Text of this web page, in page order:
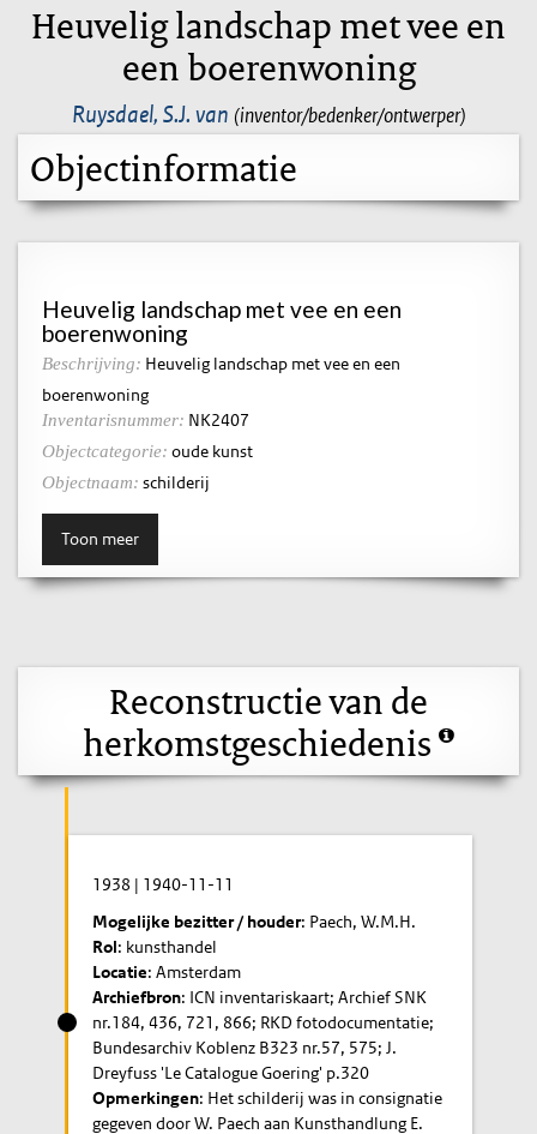
Heuvelig landschap met vee en
een boerenwoning
Ruysdael, S.J. van (inventor/bedenker/ontwerper)
Objectinformatie
Heuvelig landschap met vee en een
boerenwoning
Beschrijving: Heuvelig landschap met vee en een
boerenwoning
Inventarisnummer: NK2407
Objectcategorie: oude kunst
Objectnaam: schilderij
Toon meer
Reconstructie van de
herkomstgeschiedenis
1938 | 1940-11-11
Mogelijke bezitter / houder: Paech, W.M.H.
Rol: kunsthandel
Locatie: Amsterdam
Archiefbron: ICN inventariskaart; Archief SNK
nr.184, 436, 721, 866; RKD fotodocumentatie;
Bundesarchiv Koblenz B323 nr.57, 575; J.
Dreyfuss 'Le Catalogue Goering' p.320
Opmerkingen: Het schilderij was in consignatie
gegeven door W. Paech aan Kunsthandlung E.